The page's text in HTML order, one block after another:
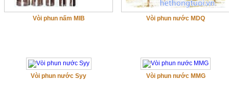
Vòi phun nấm MIB Vòi phun nước MDQ
Vòi phun nước Syy Vòi phun nước MMG